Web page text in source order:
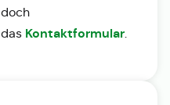
doch
das Kontaktformular.